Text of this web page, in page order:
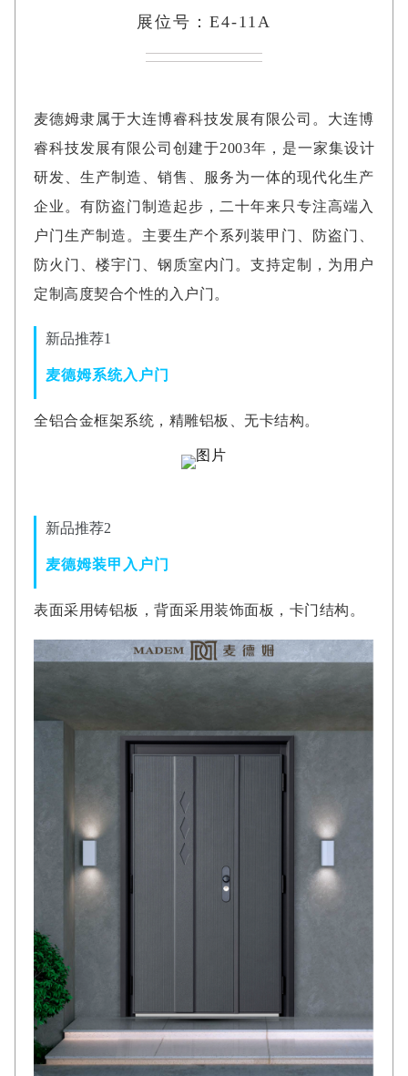
展位号：E4-11A
麦德姆隶属于大连博睿科技发展有限公司。大连博
睿科技发展有限公司创建于2003年，是一家集设计
研发、生产制造、销售、服务为一体的现代化生产
企业。有防盗门制造起步，二十年来只专注高端入
户门生产制造。主要生产个系列装甲门、防盗门、
防火门、楼宇门、钢质室内门。支持定制，为用户
定制高度契合个性的入户门。
新品推荐1
麦德姆系统入户门
全铝合金框架系统，精雕铝板、无卡结构。
新品推荐2
麦德姆装甲入户门
表面采用铸铝板，背面采用装饰面板，卡门结构。